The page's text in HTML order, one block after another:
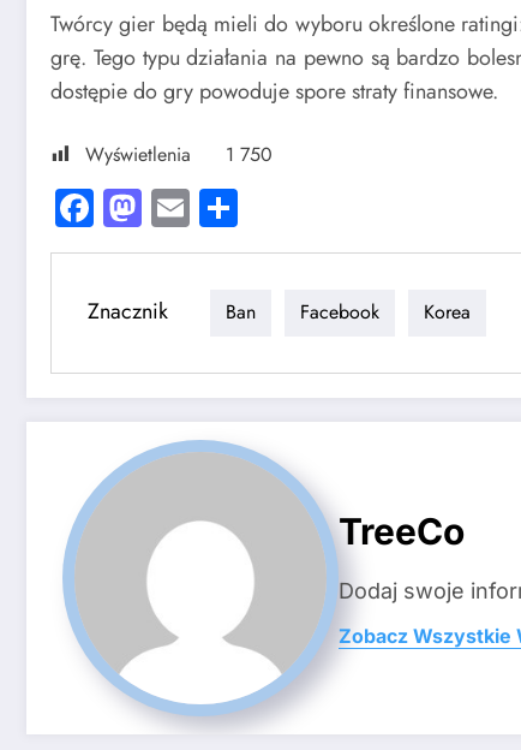
Twórcy gier będą mieli do wyboru określone
grę. Tego typu działania na pewno są bardzo
dostępie do gry powoduje spore straty finansowe.
Wyświetlenia 1 750
Facebook
Mastodon
Email
Znacznik Ban Facebook Korea
TreeCo
Dodaj swoje
Zobacz Wszystkie